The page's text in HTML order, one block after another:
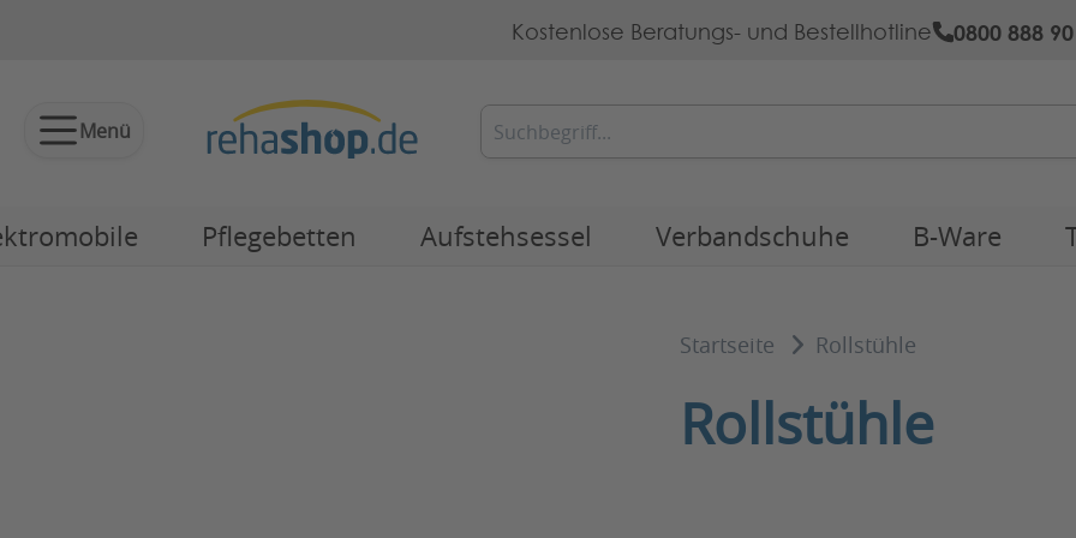
Kostenlose Beratungs- und Bestellhotline 0800 888
Menü
Pflegebetten Aufstehsessel Verbandschuhe B-Ware
Startseite Rollstühle
Rollstühle